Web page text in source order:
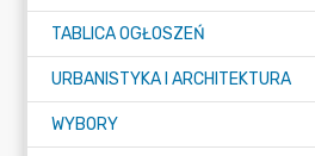
TABLICA OGŁOSZEŃ
URBANISTYKA I ARCHITEKTURA
WYBORY